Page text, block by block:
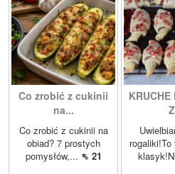
Co zrobić z cukinii
na...
Co zrobić z cukinii na
obiad? 7 prostych
pomysłów,... ⇖ 21
KRUCHE